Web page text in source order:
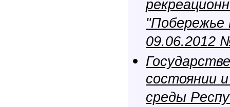
"Побережье
09.06.2012
состоянии
среды